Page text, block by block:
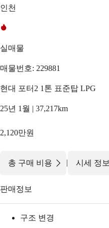
인천
실매물
매물번호: 229881
현대 포터2 1톤 표준탑 LPG
25년 1월 | 37,217km
2,120만원
총 구매 비용 | 시세 정보
판매정보
구조 변경